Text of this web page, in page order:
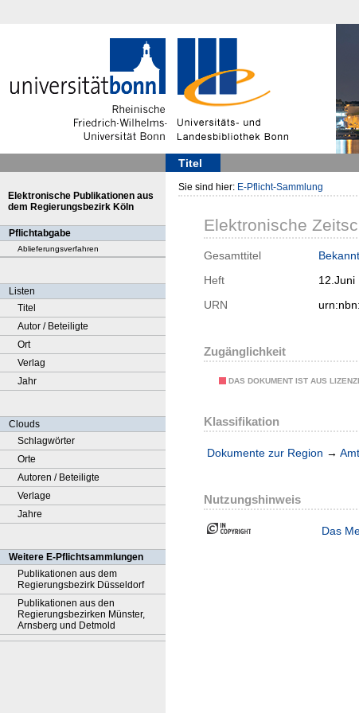
Titel
Elektronische Publikationen aus
dem Regierungsbezirk Köln
Pflichtabgabe
Ablieferungsverfahren
Listen
Titel
Autor / Beteiligte
Ort
Verlag
Jahr
Clouds
Schlagwörter
Orte
Autoren / Beteiligte
Verlage
Jahre
Weitere E-Pflichtsammlungen
Publikationen aus dem
Regierungsbezirk Düsseldorf
Publikationen aus den
Regierungsbezirken Münster,
Arnsberg und Detmold
Sie sind hier: E-Pflicht-Sammlung
Elektronische
Gesamttitel
Heft
12.Juni
URN
Zugänglichkeit
DAS DOKUMENT IST AUS
Klassifikation
Dokumente zur Region →
Nutzungshinweis
Das